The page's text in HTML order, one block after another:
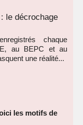
le décrochage
chaque
au BEPC et au
une réalité...
les motifs de